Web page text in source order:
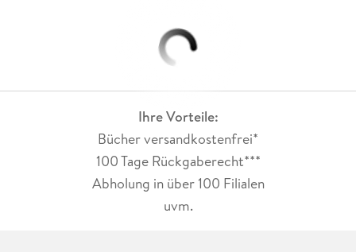
Ihre Vorteile:
Bücher versandkostenfrei*
100 Tage Rückgaberecht***
Abholung in über 100 Filialen
uvm.